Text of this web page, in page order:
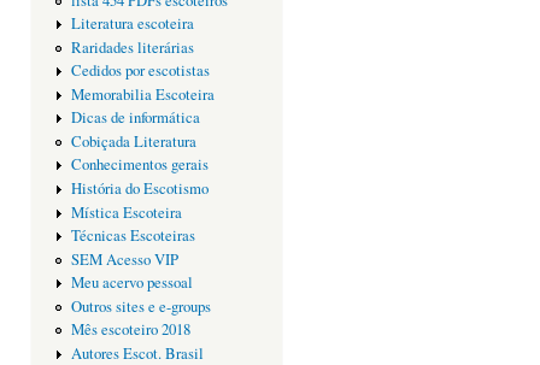
Literatura escoteira
Raridades literárias
Cedidos por escotistas
Memorabilia Escoteira
Dicas de informática
Cobiçada Literatura
Conhecimentos gerais
História do Escotismo
Mística Escoteira
Técnicas Escoteiras
SEM Acesso VIP
Meu acervo pessoal
Outros sites e e-groups
Mês escoteiro 2018
Autores Escot. Brasil